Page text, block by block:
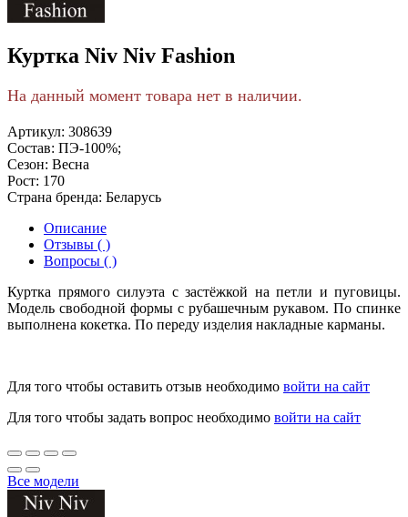
Куртка Niv Niv Fashion
На данный момент товара нет в наличии.
Артикул: 308639
Состав: ПЭ-100%;
Сезон: Весна
Рост: 170
Страна бренда: Беларусь
Описание
Отзывы ( )
Вопросы ( )
Куртка прямого силуэта с застёжкой на петли и пуговицы.
Модель свободной формы с рубашечным рукавом. По спинке
выполнена кокетка. По переду изделия накладные карманы.
Для того чтобы оставить отзыв необходимо войти на сайт
Для того чтобы задать вопрос необходимо войти на сайт
Все модели